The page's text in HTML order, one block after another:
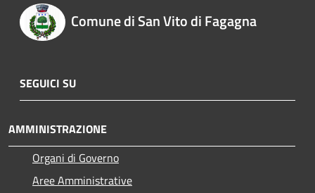
Comune di San Vito di Fagagna
SEGUICI SU
AMMINISTRAZIONE
Organi di Governo
Aree Amministrative